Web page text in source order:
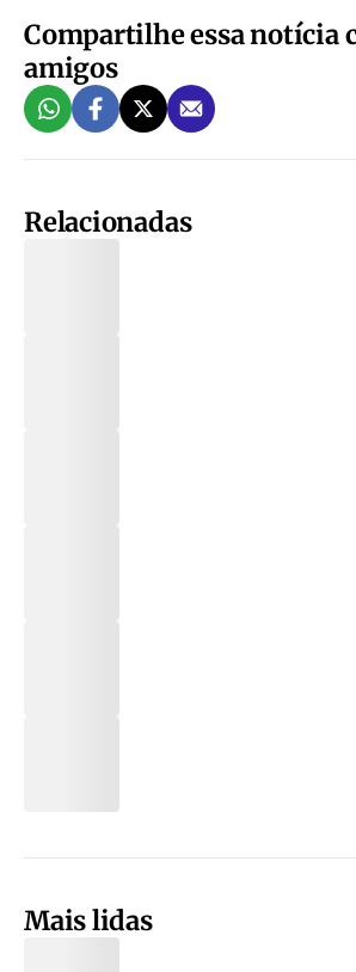
Compartilhe essa notícia
amigos
Relacionadas
Mais lidas